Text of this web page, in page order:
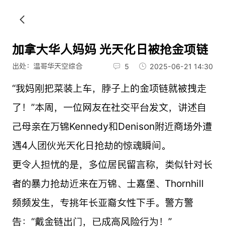
加拿大华人妈妈 光天化日被抢金项链
出处：温哥华天空综合 5 2025-06-21 14:30
“我妈刚把菜装上车，脖子上的金项链就被拽走
了！”本周，一位网友在社交平台发文，讲述自
己母亲在万锦Kennedy和Denison附近商场外遭
遇4人团伙光天化日抢劫的惊魂瞬间。
更令人担忧的是，多位居民留言称，类似针对长
者的暴力抢劫近来在万锦、士嘉堡、Thornhill
频频发生，专挑年长亚裔女性下手。警方警
告：“戴金链出门，已成高风险行为！”